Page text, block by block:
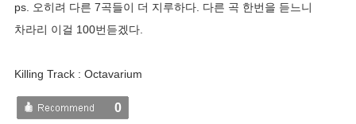
ps. 오히려 다른 7곡들이 더 지루하다. 다른 곡 한번을 듣느니
차라리 이걸 100번듣겠다.
Killing Track : Octavarium
0